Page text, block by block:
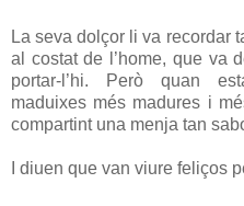
La seva dolçor li va recordar
al costat de l’home, que va
portar-l’hi. Però quan
maduixes més madures i
compartint una menja tan
I diuen que van viure feliços